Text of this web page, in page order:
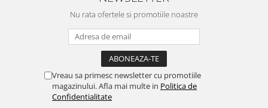
Nu rata ofertele si promotiile noastre
Vreau sa primesc newsletter cu promotiile
magazinului. Afla mai multe in Politica de
Confidentialitate